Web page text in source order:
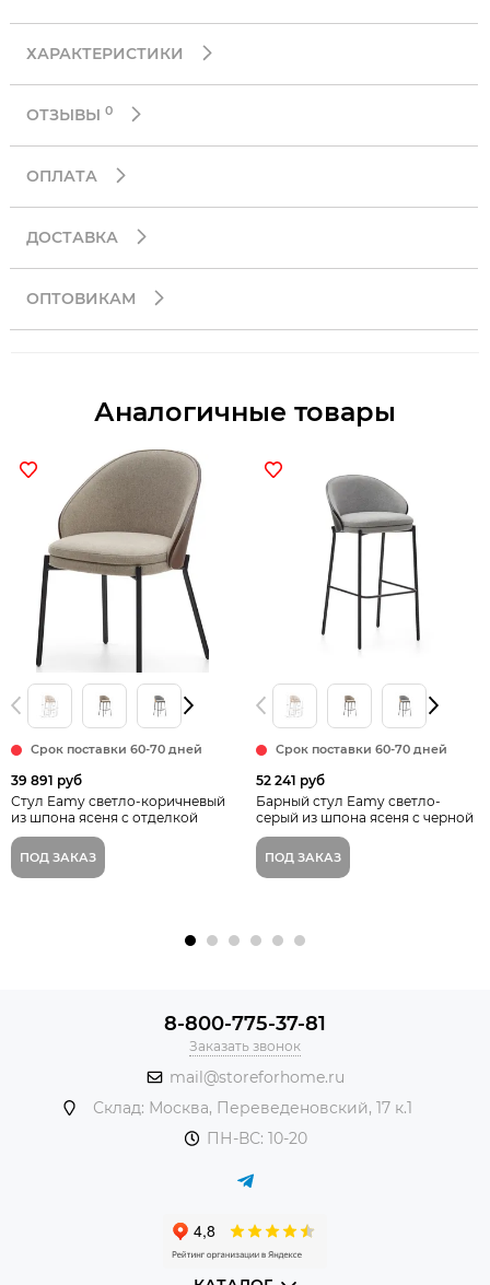
ХАРАКТЕРИСТИКИ
ОТЗЫВЫ 0
ОПЛАТА
ДОСТАВКА
ОПТОВИКАМ
Аналогичные товары
Срок поставки 60-70 дней
39 891 руб
Стул Eamy светло-коричневый
из шпона ясеня с отделкой
венге La Forma Испания
ПОД ЗАКАЗ
Срок поставки 60-70 дней
52 241 руб
Барный стул Eamy светло-
серый из шпона ясеня с черной
отделкой
ПОД ЗАКАЗ
8-800-775-37-81
Заказать звонок
mail@storeforhome.ru
Склад: Москва, Переведеновский, 17 к.1
ПН-ВС: 10-20